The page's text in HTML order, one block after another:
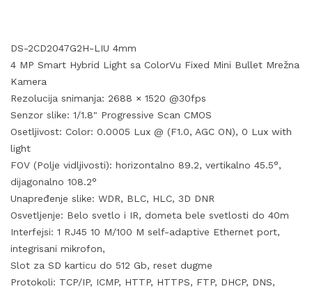
DS-2CD2047G2H-LIU 4mm
4 MP Smart Hybrid Light sa ColorVu Fixed Mini Bullet Mrežna
Kamera
Rezolucija snimanja: 2688 × 1520 @30fps
Senzor slike: 1/1.8" Progressive Scan CMOS
Osetljivost: Color: 0.0005 Lux @ (F1.0, AGC ON), 0 Lux with
light
FOV (Polje vidljivosti): horizontalno 89.2, vertikalno 45.5°,
dijagonalno 108.2°
Unapređenje slike: WDR, BLC, HLC, 3D DNR
Osvetljenje: Belo svetlo i IR, dometa bele svetlosti do 40m
Interfejsi: 1 RJ45 10 M/100 M self-adaptive Ethernet port,
integrisani mikrofon,
Slot za SD karticu do 512 Gb, reset dugme
Protokoli: TCP/IP, ICMP, HTTP, HTTPS, FTP, DHCP, DNS,